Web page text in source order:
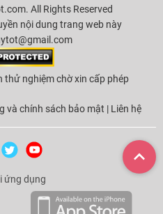
All Rights Reserved
nội dung trang web này
thử nghiệm chờ xin cấp phép
và chính sách bảo mật | Liên hệ
ứng dụng